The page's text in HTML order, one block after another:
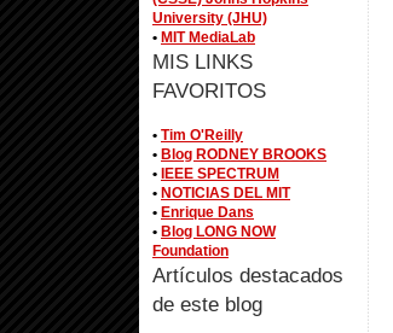
University (JHU)
• MIT MediaLab
MIS LINKS
FAVORITOS
• Tim O'Reilly
• Blog RODNEY BROOKS
• IEEE SPECTRUM
• NOTICIAS DEL MIT
• Enrique Dans
• Blog LONG NOW
Foundation
Artículos destacados
de este blog